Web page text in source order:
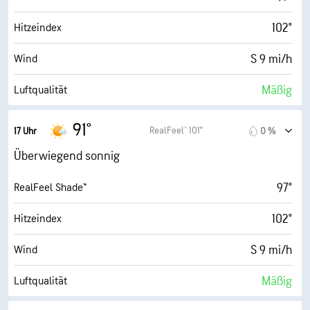
Hitzeindex 102°
Wind S 9 mi/h
Luftqualität Mäßig
Maximaler UV-Indexwert
Böen
Luftfeuch. 62 %
Taupunkt 76° F
AccuLumen Brightness Index™ 9 (Sehr hell)
Bewölkung 15 %
17 Uhr 91° RealFeel® 101° 0 %
Überwiegend sonnig
RealFeel Shade™ 97°
Hitzeindex 102°
Wind S 9 mi/h
Luftqualität Mäßig